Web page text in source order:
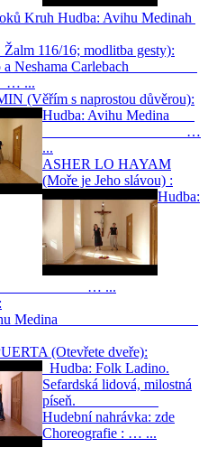
Kruh Hudba: Avihu Medinah
116/16; modlitba gesty):
a Neshama Carlebach
(Věřím s naprostou důvěrou):
Hudba: Avihu Medina
…
...
ASHER LO HAYAM
(Moře je Jeho slávou) :
Hudba:
… ...
Avihu Medina
(Otevřete dveře):
Hudba: Folk Ladino.
Sefardská lidová, milostná
píseň.
Hudební nahrávka: zde
Choreografie : … ...